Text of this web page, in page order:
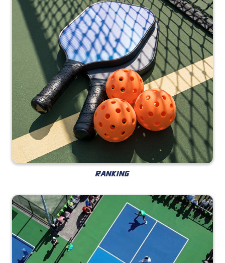
RANKING